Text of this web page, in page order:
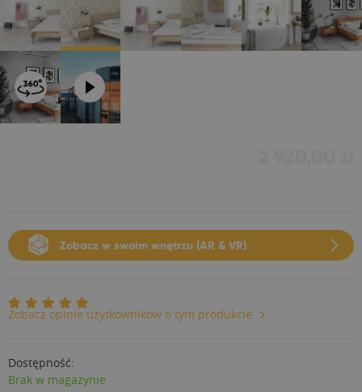
Zobacz w swoim wnętrzu (AR & VR)
Zobacz opinie użytkowników o tym produkcie
Dostępność:
Brak w magazynie